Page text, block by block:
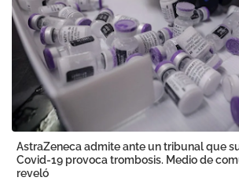
AstraZeneca admite ante un tribunal que
Covid-19 provoca trombosis. Medio de
reveló